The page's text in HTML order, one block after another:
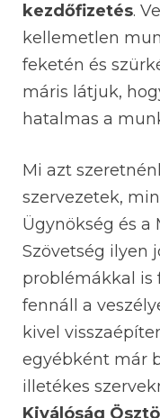
kezdőfizetés.
kellemetlen
feketén és
máris látjuk,
hatalmas a
Mi azt
szervezetek,
Ügynökség és a
Szövetség ilyen
problémákkal is
fennáll a
kivel
egyébként már
illetékes
Kiválóság